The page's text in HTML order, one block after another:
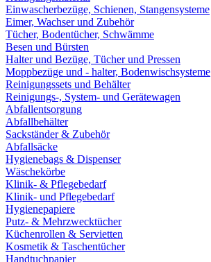
Einwascherbezüge, Schienen, Stangensysteme
Eimer, Wachser und Zubehör
Tücher, Bodentücher, Schwämme
Besen und Bürsten
Halter und Bezüge, Tücher und Pressen
Moppbezüge und - halter, Bodenwischsysteme
Reinigungssets und Behälter
Reinigungs-, System- und Gerätewagen
Abfallentsorgung
Abfallbehälter
Sackständer & Zubehör
Abfallsäcke
Hygienebags & Dispenser
Wäschekörbe
Klinik- & Pflegebedarf
Klinik- und Pflegebedarf
Hygienepapiere
Putz- & Mehrzwecktücher
Küchenrollen & Servietten
Kosmetik & Taschentücher
Handtuchpapier